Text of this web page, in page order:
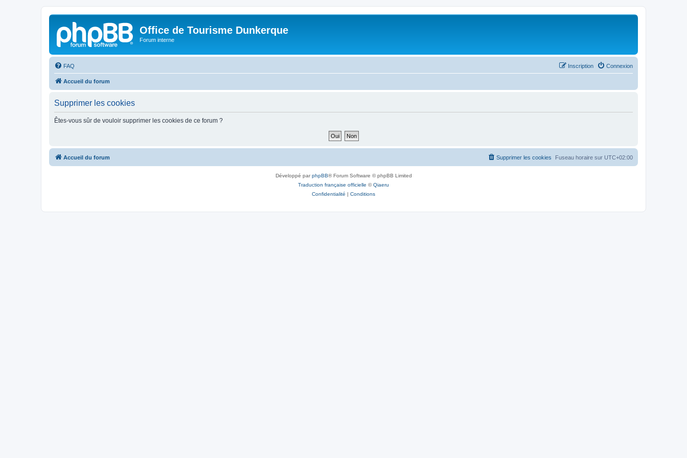
Office de Tourisme Dunkerque
Forum interne
FAQ Connexion
Inscription
Accueil du forum
Supprimer les cookies
Êtes-vous sûr de vouloir supprimer les cookies de ce forum ?
Accueil du forum Fuseau horaire sur UTC+02:00
Supprimer les cookies
Développé parphpBB® Forum Software © phpBB Limited
Traduction française officielle ©Qiaeru
Confidentialité | Conditions